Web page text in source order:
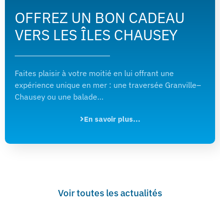
OFFREZ UN BON CADEAU
VERS LES ÎLES CHAUSEY
Faites plaisir à votre moitié en lui offrant une
expérience unique en mer : une traversée Granville–
Chausey ou une balade…
En savoir plus...
Voir toutes les actualités